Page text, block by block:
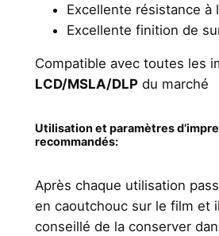
Excellente résistance à
Excellente finition de
Compatible avec toutes les
LCD/MSLA/DLPdu marché
Utilisation et paramètres
recommandés:
Après chaque utilisation
en caoutchouc sur le film et il
conseillé de la conserver